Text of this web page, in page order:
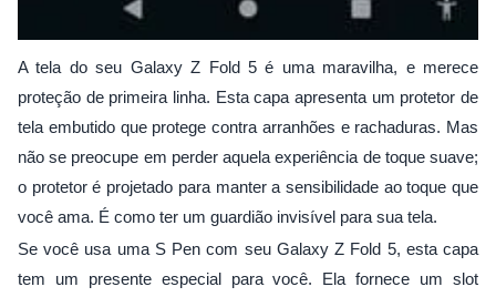
A tela do seu Galaxy Z Fold 5 é uma maravilha, e merece
proteção de primeira linha. Esta capa apresenta um protetor de
tela embutido que protege contra arranhões e rachaduras. Mas
não se preocupe em perder aquela experiência de toque suave;
o protetor é projetado para manter a sensibilidade ao toque que
você ama. É como ter um guardião invisível para sua tela.
Se você usa uma S Pen com seu Galaxy Z Fold 5, esta capa
tem um presente especial para você. Ela fornece um slot